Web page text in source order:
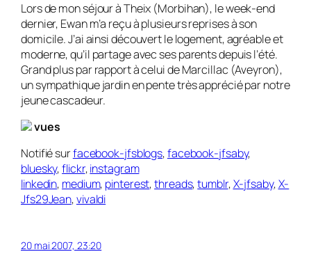
Lors de mon séjour à Theix (Morbihan), le week-end
dernier, Ewan m’a reçu à plusieurs reprises à son
domicile. J’ai ainsi découvert le logement, agréable et
moderne, qu’il partage avec ses parents depuis l’été.
Grand plus par rapport à celui de Marcillac (Aveyron),
un sympathique jardin en pente très apprécié par notre
jeune cascadeur.
vues
Notifié surfacebook-jfsblogs,facebook-jfsaby,
bluesky,flickr,instagram
linkedin, medium, pinterest,threads,tumblr,X-jfsaby,X-
Jfs29Jean,vivaldi
20 mai 2007, 23:20